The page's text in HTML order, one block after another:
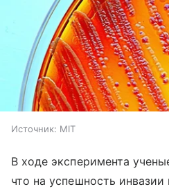
Источник: MIT
В ходе эксперимента
что на успешность